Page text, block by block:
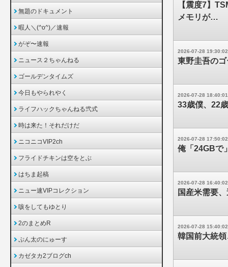
【震度7】
メモリが…
2026-07-28 19:30:02
東野圭吾の
2026-07-28 18:40:01
33歳僕、22
2026-07-28 17:50:02
俺「24GB
2026-07-28 16:40:02
国産米需要
2026-07-28 15:40:02
韓国前大統
無題のドキュメント
暇人＼(^o^)／速報
がぞ〜速報
ニュース２ちゃんねる
ゴールデンタイムズ
今日もやられやく
ライフハックちゃんねる弐式
時は来た！それだけだ
ニコニコVIP2ch
フライドチキンは空をとぶ
はちま起稿
ニュー速VIPコレクション
咳をしてもゆとり
2のまとめR
ぷん太のにゅーす
カゼタカ2ブログch